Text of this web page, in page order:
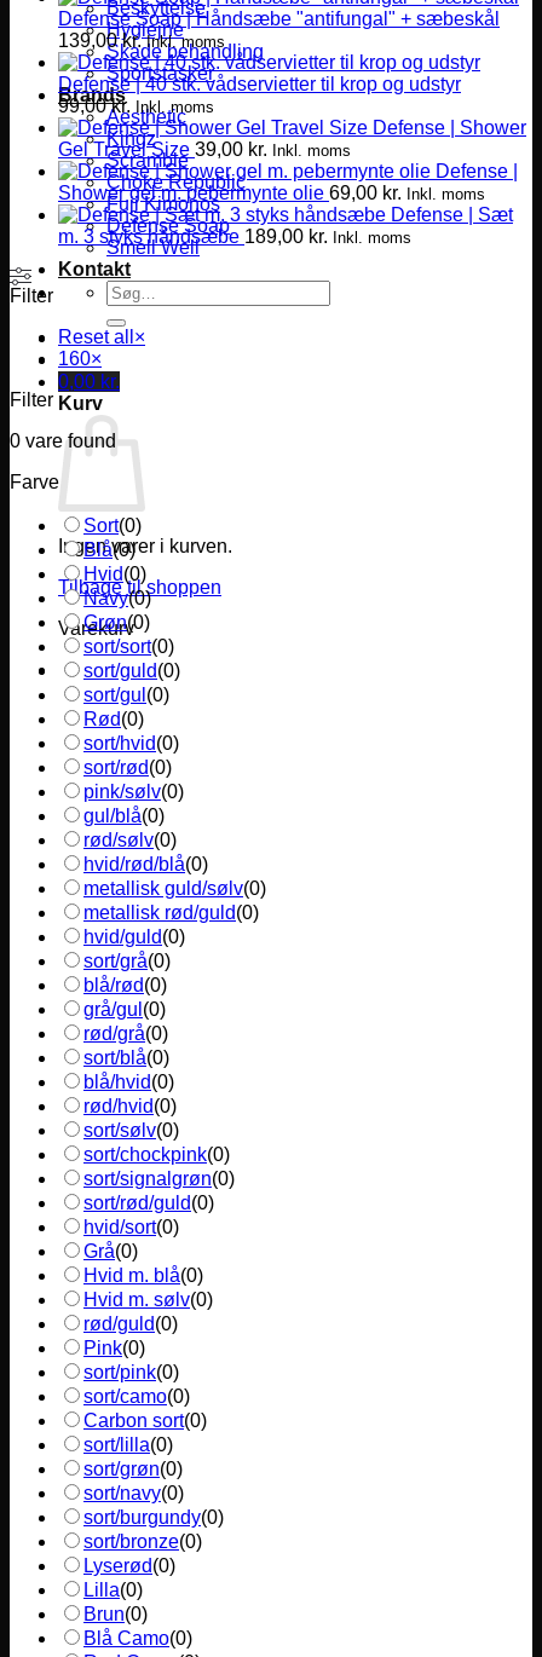
Beskyttelse
Hygiejne
Skade behandling
Sportstasker
Brands
Aesthetic
Kingz
Scramble
Choke Republic
Fuji Kimonos
Defense Soap
Smell Well
Kontakt
Søg
efter:
0,00 kr.
Kurv
Ingen varer i kurven.
Tilbage til shoppen
Varekurv
Defense Soap | Håndsæbe "antifungal" + sæbeskål
139,00kr. Inkl. moms
Defense | 40 stk. vådservietter til krop og udstyr
99,00kr. Inkl. moms
Defense | Shower
Gel Travel Size 39,00 kr. Inkl. moms
Defense |
Shower gel m. pebermynte olie 69,00 kr. Inkl. moms
Defense | Sæt
m. 3 styks håndsæbe 189,00 kr. Inkl. moms
Filter
Reset all ×
160×
Filter
0 vare found
Farve
Sort(0)
Blå(0)
Hvid(0)
Navy(0)
Grøn(0)
sort/sort(0)
sort/guld(0)
sort/gul (0)
Rød(0)
sort/hvid(0)
sort/rød(0)
pink/sølv(0)
gul/blå(0)
rød/sølv(0)
hvid/rød/blå(0)
metallisk guld/sølv(0)
metallisk rød/guld(0)
hvid/guld(0)
sort/grå(0)
blå/rød(0)
grå/gul (0)
rød/grå(0)
sort/blå(0)
blå/hvid(0)
rød/hvid(0)
sort/sølv(0)
sort/chockpink(0)
sort/signalgrøn(0)
sort/rød/guld(0)
hvid/sort(0)
Grå(0)
Hvid m. blå(0)
Hvid m. sølv(0)
rød/guld(0)
Pink(0)
sort/pink(0)
sort/camo(0)
Carbon sort(0)
sort/lilla(0)
sort/grøn(0)
sort/navy(0)
sort/burgundy(0)
sort/bronze(0)
Lyserød(0)
Lilla(0)
Brun(0)
Blå Camo(0)